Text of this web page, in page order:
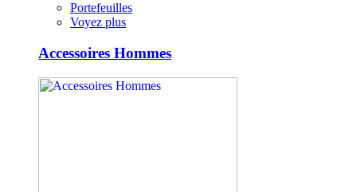
Portefeuilles
Voyez plus
Accessoires Hommes